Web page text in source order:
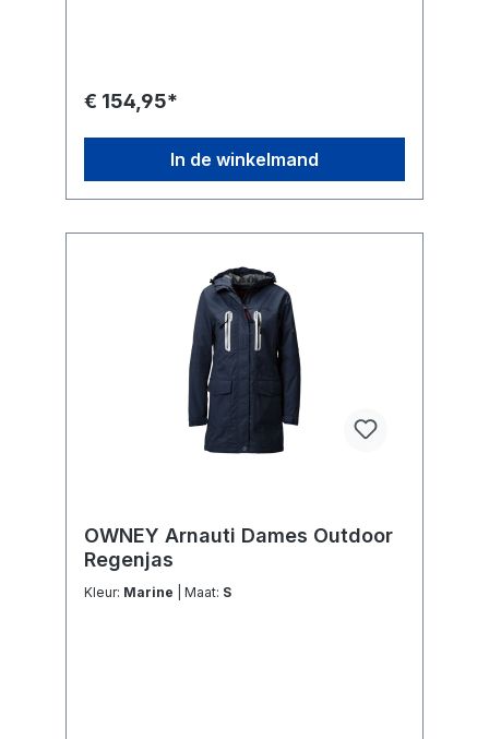
€ 154,95*
In de winkelmand
OWNEY Arnauti Dames Outdoor
Regenjas
Kleur: Marine | Maat: S